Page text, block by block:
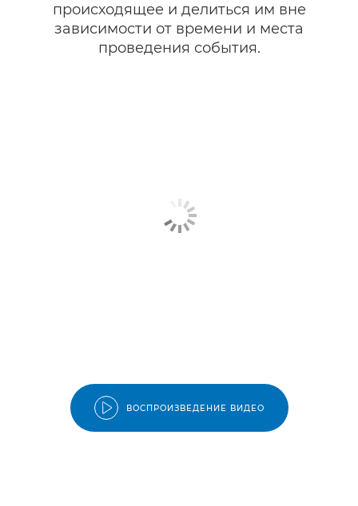
происходящее и делиться им вне
зависимости от времени и места
проведения события.
ВОСПРОИЗВЕДЕНИЕ ВИДЕО